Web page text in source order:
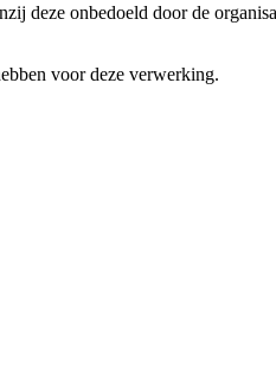
deze onbedoeld door de
voor deze verwerking.